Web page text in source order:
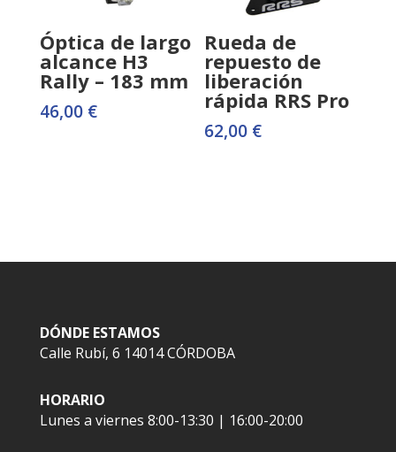
Óptica de largo
alcance H3
Rally – 183 mm
46,00 €
Rueda de
repuesto de
liberación
rápida RRS Pro
62,00 €
DÓNDE ESTAMOS
Calle Rubí, 6 14014 CÓRDOBA
HORARIO
Lunes a viernes 8:00-13:30 | 16:00-20:00